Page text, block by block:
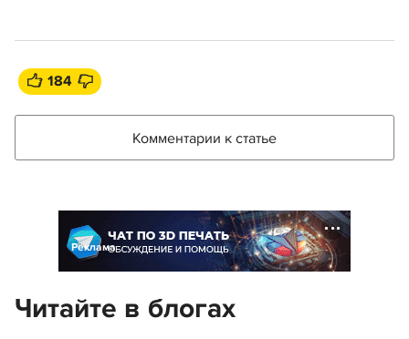
184
Комментарии к статье
Реклама
Читайте в блогах